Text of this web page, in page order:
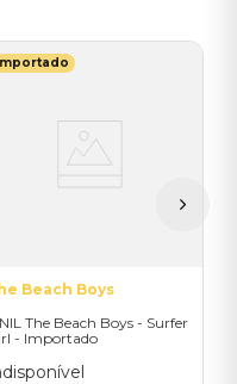
Beach Boys
The Beach Boys - Surfer
- Importado